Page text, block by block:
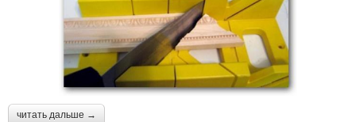
читать дальше →